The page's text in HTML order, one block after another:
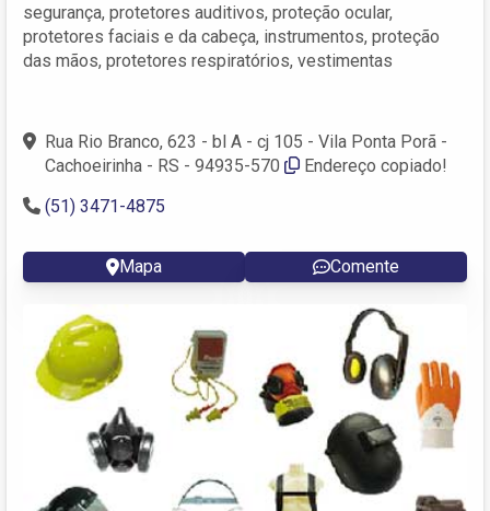
segurança, protetores auditivos, proteção ocular,
protetores faciais e da cabeça, instrumentos, proteção
das mãos, protetores respiratórios, vestimentas
Rua Rio Branco, 623 - bl A - cj 105 - Vila Ponta Porã -
Cachoeirinha - RS - 94935-570
Endereço copiado!
(51) 3471-4875
Mapa Comente